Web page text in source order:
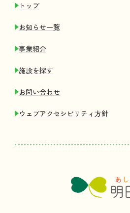
トップ
お知 らせ一覧
事業紹介
施設を探す
お問い合わせ
ウェブアクセシビリティ 方針